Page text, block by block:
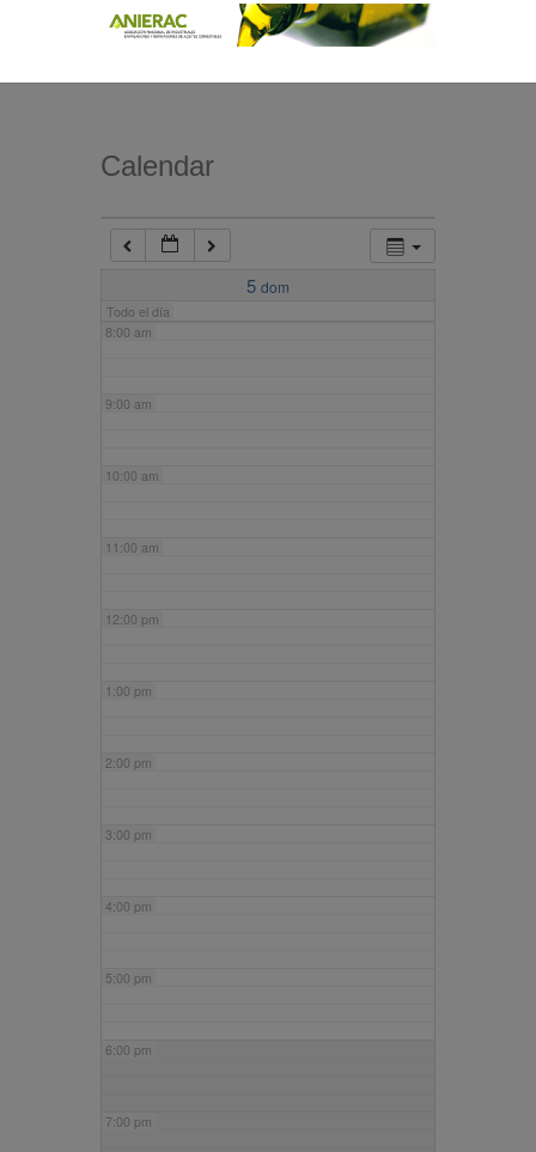
Calendar
5 dom
Todo el día
7:00 am
8:00 am
9:00 am
10:00 am
11:00 am
12:00 pm
1:00 pm
2:00 pm
3:00 pm
4:00 pm
5:00 pm
6:00 pm
7:00 pm